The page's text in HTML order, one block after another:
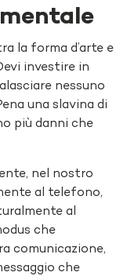
la forma d’arte e
investire in
nessuno
una slavina di
più danni che
nel nostro
al telefono,
al
che
comunicazione,
che